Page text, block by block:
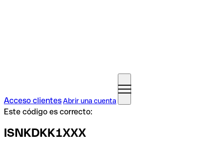
Acceso clientesAbrir una cuenta
Este código es correcto:
ISNKDKK1XXX